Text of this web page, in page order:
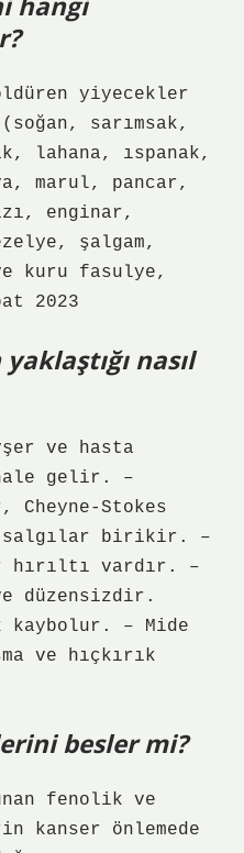
yiyecekler
sarımsak,
lahana, ıspanak,
marul, pancar,
enginar,
şalgam,
kuru fasulye,
2023
nasıl
ve hasta
gelir. –
Cheyne-Stokes
salgılar birikir. –
hırıltı vardır. –
düzensizdir.
kaybolur. – Mide
ve hıçkırık
besler mi?
fenolik ve
kanser önlemede